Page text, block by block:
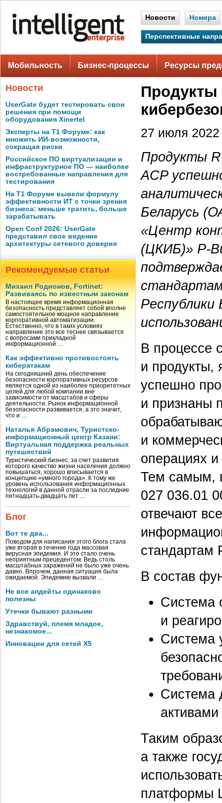
Новости Номера
Перспективные
Мобильность Бизнес-процессы Ресурсы
Новости
UserGate будет тестировать свои
решения при помощи
оборудования Xinertel
Эксперты на Т1 Форуме: как
множить ИИ-возможности,
сокращая риски
Российское ПО виртуализации и
инфраструктурное ПО — наиболее
востребованные направления для
тестирования
На Т1 Форуме вывели формулу
эффективности ИТ с точки зрения
бизнеса: меньше тратить, больше
зарабатывать
Open Conf 2026: UserGate
представил свое видение
архитектуры сетевого доверия
Рекомендуемые статьи
Михаил Родионов, Fortinet:
Развиваясь по известным законам
В настоящее время информационная
безопасность представляет собой вполне
самостоятельное мощное направление
корпоративной автоматизации.
Естественно, что в таких условиях
направление это все теснее связывается
с вопросами прикладной
информационной …
Как эффективно противостоять
кибератакам
На сегодняшний день обеспечение
безопасности корпоративных ресурсов
является одной из наиболее приоритетных
целей для любой компании вне
зависимости от масштабов и сферы
деятельности. Рынок информационной
безопасности развивается, а это значит,
что и …
Наталья Абрамович, Туристско-
информационный центр Казани:
Виртуальная поддержка реальных
путешествий
Туристический бизнес, за счет развития
которого качество жизни населения должно
повышаться, хорошо вписывается в
концепцию «умного города». К тому же
уровень использования информационных
технологий в данной отрасли за последние
пятнадцать-двадцать лет …
Блог
Вот те два...
Поводом для написания этого блога стала
уже вторая в течение года массовая
вирусная эпидемия. И это стало очень
неприятным прецедентом. Ведь столь
масштабных заражений не было уже очень
давно. Впрочем, данная ситуация была
ожидаемой. Эпидемию вызвали …
Не все апдейты одинаково
полезны
Утечки бывают разными
Здравствуй, племя младое,
незнакомое...
Инновации для сетей X5
Продукты
27 июля 2022
Продукты
ACP
Беларусь
«Центр
(ЦКИБ)»
Республики
В процессе
и
успешно
и признаны
и
операциях
Тем самым,
027 036.01
отвечают
стандартам
В состав
Система
и
Система
Система
Таким
а также
платформы